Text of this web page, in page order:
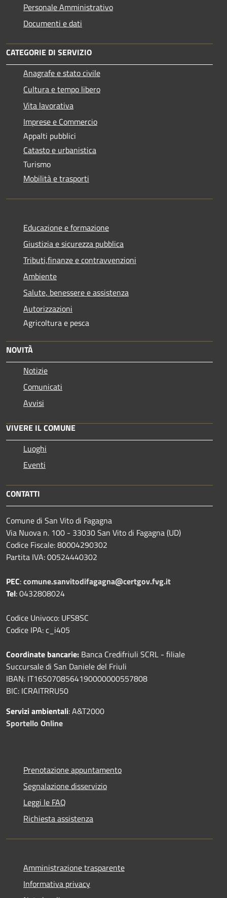
Personale Amministrativo
Documenti e dati
CATEGORIE DI SERVIZIO
Anagrafe e stato civile
Cultura e tempo libero
Vita lavorativa
Imprese e Commercio
Appalti pubblici
Catasto e urbanistica
Turismo
Mobilità e trasporti
Educazione e formazione
Giustizia e sicurezza pubblica
Tributi,finanze e contravvenzioni
Ambiente
Salute, benessere e assistenza
Autorizzazioni
Agricoltura e pesca
NOVITÀ
Notizie
Comunicati
Avvisi
VIVERE IL COMUNE
Luoghi
Eventi
CONTATTI
Comune di San Vito di Fagagna
Via Nuova n. 100 - 33030 San Vito di Fagagna (UD)
Codice Fiscale: 80004290302
Partita IVA: 00524440302
PEC:comune.sanvitodifagagna@certgov.fvg.it
Tel: 0432808024
Codice Univoco: UFS8SC
Codice IPA: c_i405
Coordinate bancarie: Banca Credifriuli SCRL - filiale
Succursale di San Daniele del Friuli
IBAN: IT16S0708564190000000557808
BIC: ICRAITRRU50
Servizi ambientali: A&T2000
Sportello Online
Prenotazione appuntamento
Segnalazione disservizio
Leggi le FAQ
Richiesta assistenza
Amministrazione trasparente
Informativa privacy